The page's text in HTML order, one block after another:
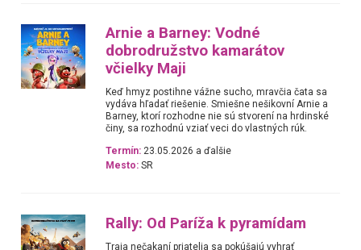
Arnie a Barney: Vodné
dobrodružstvo kamarátov
včielky Maji
Keď hmyz postihne vážne sucho, mravčia čata sa
vydáva hľadať riešenie. Smiešne nešikovní Arnie a
Barney, ktorí rozhodne nie sú stvorení na hrdinské
činy, sa rozhodnú vziať veci do vlastných rúk.
Termín: 23.05.2026 a ďalšie
Mesto: SR
Rally: Od Paríža k pyramídam
Traja nečakaní priatelia sa pokúšajú vyhrať